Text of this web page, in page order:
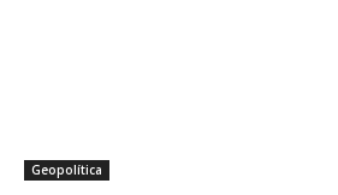
Geopolítica